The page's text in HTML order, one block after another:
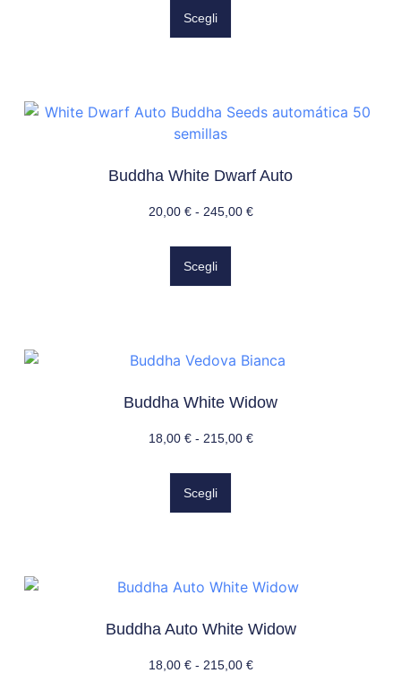
Scegli
Buddha White Dwarf Auto
20,00 € - 245,00 €
Scegli
Buddha White Widow
18,00 € - 215,00 €
Scegli
Buddha Auto White Widow
18,00 € - 215,00 €